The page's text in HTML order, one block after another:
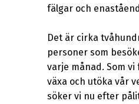
fälgar och
Det är cirka
personer som
varje månad. Som
växa och utöka vår
söker vi nu efter